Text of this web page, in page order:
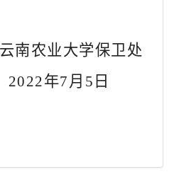
云南农业大学保卫处
年7 月 5 日